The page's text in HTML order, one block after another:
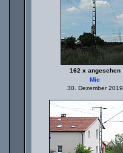
162 x angesehen
Mic
30. Dezember 2019